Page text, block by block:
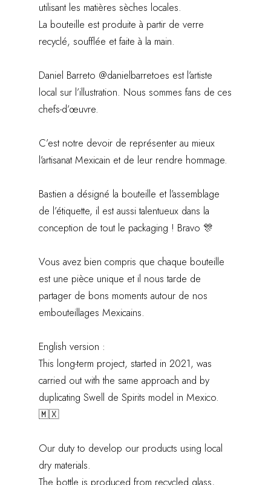
utilisant les matières sèches locales.
La bouteille est produite à partir de verre
recyclé, soufflée et faite à la main.
Daniel Barreto @danielbarretoes est l’artiste
local sur l’illustration. Nous sommes fans de ces
chefs-d’œuvre.
C’est notre devoir de représenter au mieux
l’artisanat Mexicain et de leur rendre hommage.
Bastien a désigné la bouteille et l’assemblage
de l’étiquette, il est aussi talentueux dans la
conception de tout le packaging ! Bravo 🎊
Vous avez bien compris que chaque bouteille
est une pièce unique et il nous tarde de
partager de bons moments autour de nos
embouteillages Mexicains.
English version :
This long-term project, started in 2021, was
carried out with the same approach and by
duplicating Swell de Spirits model in Mexico.
🇲🇽
Our duty to develop our products using local
dry materials.
The bottle is produced from recycled glass,